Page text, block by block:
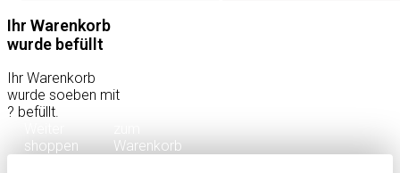
Ihr Warenkorb
wurde befüllt
Ihr Warenkorb
wurde soeben mit
? befüllt.
shoppen
Warenkorb